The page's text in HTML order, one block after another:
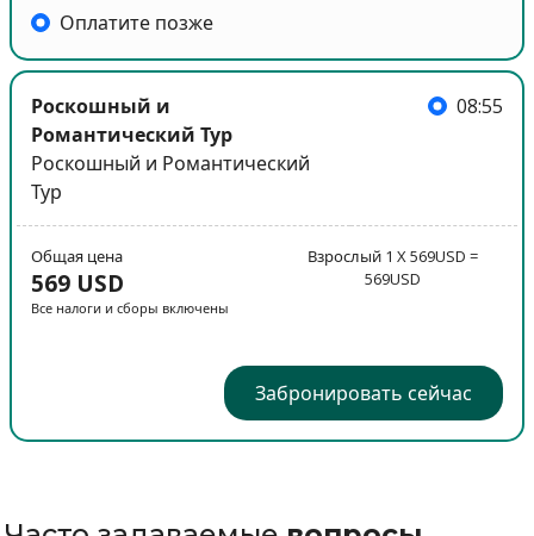
Оплатите позже
Роскошный и
Романтический Тур
Роскошный и Романтический
Тур
08:55
Общая цена
569 USD
Все налоги и сборы включены
Взрослый 1 X 569USD =
569USD
Забронировать сейчас